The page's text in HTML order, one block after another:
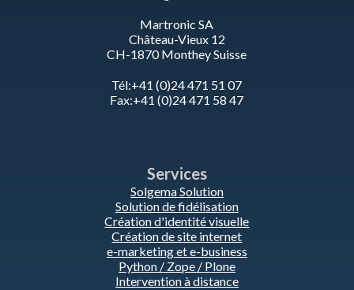
Martronic SA
Château-Vieux 12
CH-1870 Monthey Suisse
Tél:+41 (0)24 471 51 07
Fax:+41 (0)24 471 58 47
Services
Solgema Solution
Solution de fidélisation
Création d'identité visuelle
Création de site internet
e-marketing et e-business
Python / Zope / Plone
Intervention à distance